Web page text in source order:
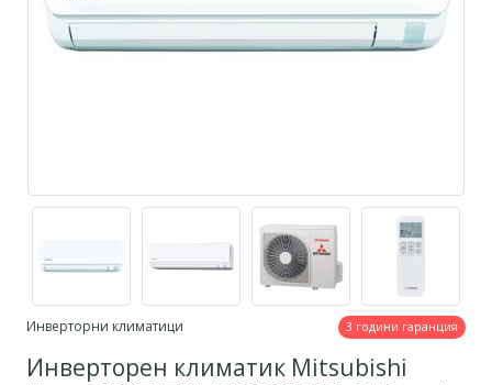
Инверторни климатици 3 години гаранция
Инверторен климатик Mitsubishi